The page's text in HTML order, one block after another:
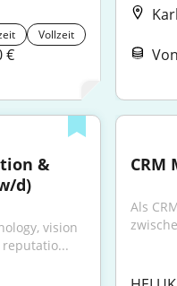
Vollzeit
€
&
d)
vision
CRM
Als